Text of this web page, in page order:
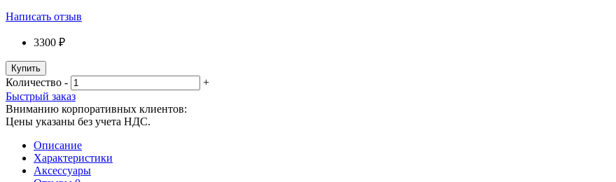
Написать отзыв
3300 ₽
Купить
Количество -
+
Быстрый заказ
Вниманию корпоративных клиентов:
Цены указаны без учета НДС.
Описание
Характеристики
Аксессуары